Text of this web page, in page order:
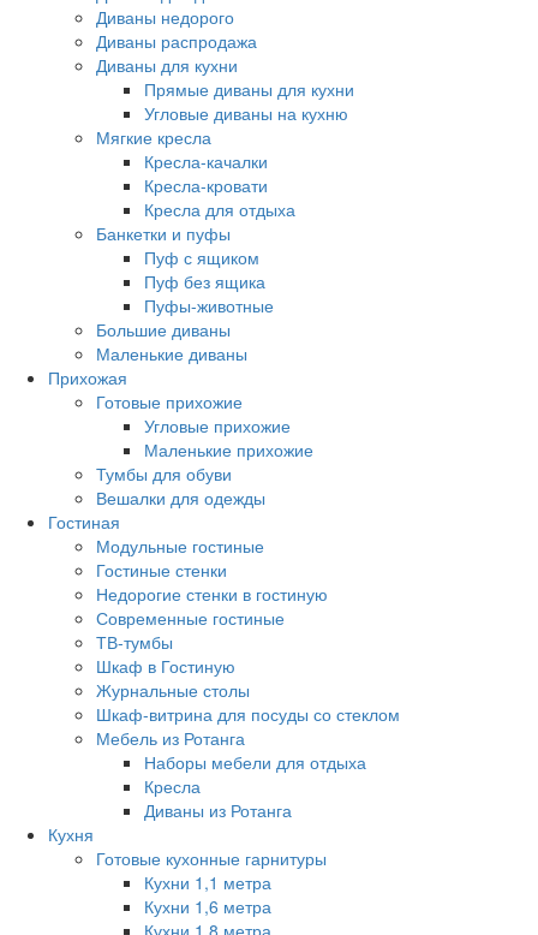
Диваны недорого
Диваны распродажа
Диваны для кухни
Прямые диваны для кухни
Угловые диваны на кухню
Мягкие кресла
Кресла-качалки
Кресла-кровати
Кресла для отдыха
Банкетки и пуфы
Пуф с ящиком
Пуф без ящика
Пуфы-животные
Большие диваны
Маленькие диваны
Прихожая
Готовые прихожие
Угловые прихожие
Маленькие прихожие
Тумбы для обуви
Вешалки для одежды
Гостиная
Модульные гостиные
Гостиные стенки
Недорогие стенки в гостиную
Современные гостиные
ТВ-тумбы
Шкаф в Гостиную
Журнальные столы
Шкаф-витрина для посуды со стеклом
Мебель из Ротанга
Наборы мебели для отдыха
Кресла
Диваны из Ротанга
Кухня
Готовые кухонные гарнитуры
Кухни 1,1 метра
Кухни 1,6 метра
Кухни 1,8 метра